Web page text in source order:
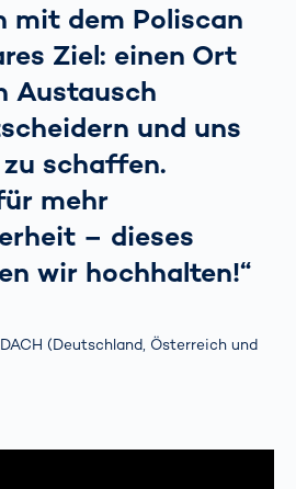
mit dem Poliscan
Ziel: einen Ort
Austausch
und uns
schaffen.
mehr
– dieses
wir hochhalten!“
(Deutschland, Österreich und